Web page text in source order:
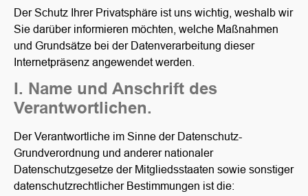
Der Schutz Ihrer Privatsphäre ist uns wichtig, weshalb wir
Sie darüber informieren möchten, welche Maßnahmen
und Grundsätze bei der Datenverarbeitung dieser
Internetpräsenz angewendet werden.
I. Name und Anschrift des
Verantwortlichen.
Der Verantwortliche im Sinne der Datenschutz-
Grundverordnung und anderer nationaler
Datenschutzgesetze der Mitgliedsstaaten sowie sonstiger
datenschutzrechtlicher Bestimmungen ist die: